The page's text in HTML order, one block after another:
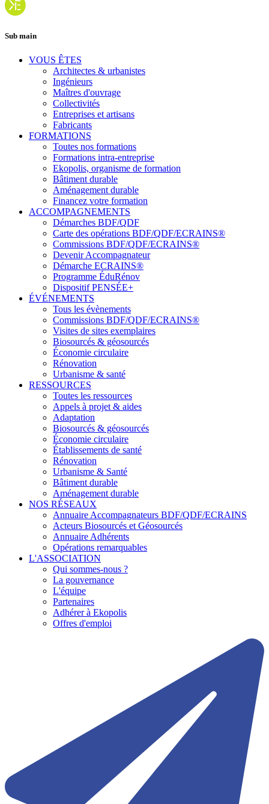
Sub main
VOUS ÊTES
Architectes & urbanistes
Ingénieurs
Maîtres d'ouvrage
Collectivités
Entreprises et artisans
Fabricants
FORMATIONS
Toutes nos formations
Formations intra-entreprise
Ekopolis, organisme de formation
Bâtiment durable
Aménagement durable
Financez votre formation
ACCOMPAGNEMENTS
Démarches BDF/QDF
Carte des opérations BDF/QDF/ECRAINS®
Commissions BDF/QDF/ECRAINS®
Devenir Accompagnateur
Démarche ECRAINS®
Programme ÉduRénov
Dispositif PENSÉE+
ÉVÉNEMENTS
Tous les évènements
Commissions BDF/QDF/ECRAINS®
Visites de sites exemplaires
Biosourcés & géosourcés
Économie circulaire
Rénovation
Urbanisme & santé
RESSOURCES
Toutes les ressources
Appels à projet & aides
Adaptation
Biosourcés & géosourcés
Économie circulaire
Établissements de santé
Rénovation
Urbanisme & Santé
Bâtiment durable
Aménagement durable
NOS RÉSEAUX
Annuaire Accompagnateurs BDF/QDF/ECRAINS
Acteurs Biosourcés et Géosourcés
Annuaire Adhérents
Opérations remarquables
L'ASSOCIATION
Qui sommes-nous ?
La gouvernance
L'équipe
Partenaires
Adhérer à Ekopolis
Offres d'emploi